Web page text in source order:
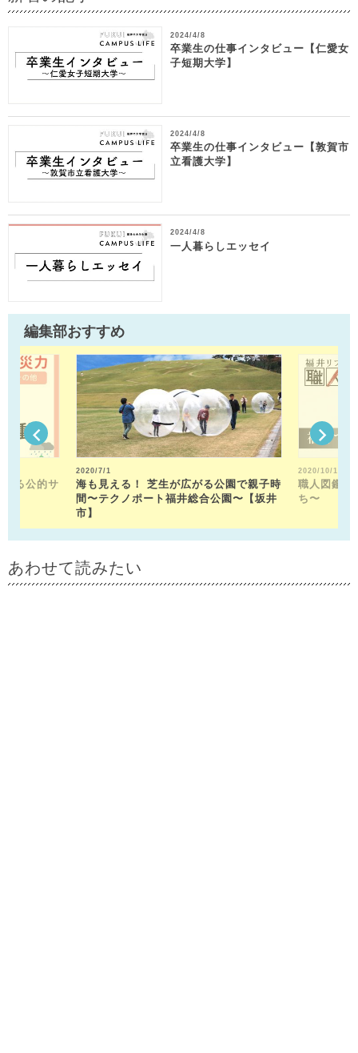
2024/4/8
卒業生の仕事インタビュー【仁愛女
子短期大学】
2024/4/8
卒業生の仕事インタビュー【敦賀市
立看護大学】
2024/4/8
一人暮らしエッセイ
編集部おすすめ
る公的サ
2020/7/1
海も見える！ 芝生が広がる公園で親子時
間〜テクノポート福井総合公園〜【坂井
市】
2020/10/15
職人図鑑〜
ち〜
あわせて読みたい